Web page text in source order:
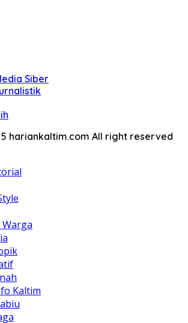
Siber
hariankaltim.com All right reserved
Kaltim